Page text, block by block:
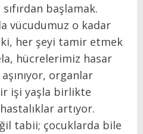
başlamak.
vücudumuz o kadar
her şeyi tamir etmek
hücrelerimiz hasar
organlar
işi yaşla birlikte
artıyor.
tabii; çocuklarda bile